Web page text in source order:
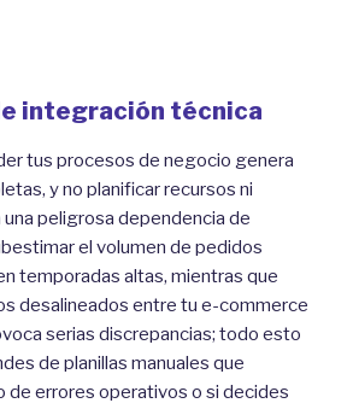
integración técnica
tus procesos de negocio genera
y no planificar recursos ni
peligrosa dependencia de
el volumen de pedidos
temporadas altas, mientras que
desalineados entre tu e-commerce
serias discrepancias; todo esto
de planillas manuales que
de errores operativos o si decides